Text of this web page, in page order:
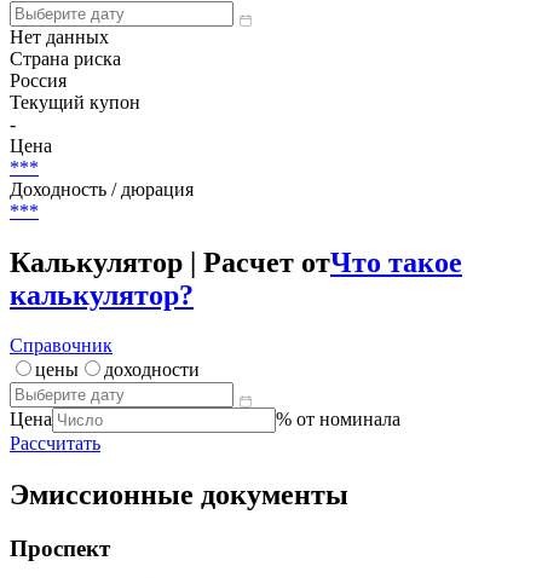
Нет данных
Страна риска
Россия
Текущий купон
-
Цена
***
Доходность / дюрация
***
Калькулятор | Расчет отЧто такое
калькулятор?
Справочник
цены
доходности
Цена
% от номинала
Рассчитать
Эмиссионные документы
Проспект